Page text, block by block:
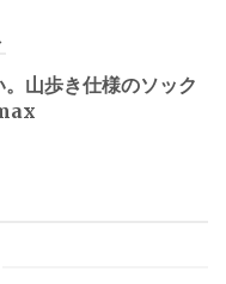
山歩き仕様のソック